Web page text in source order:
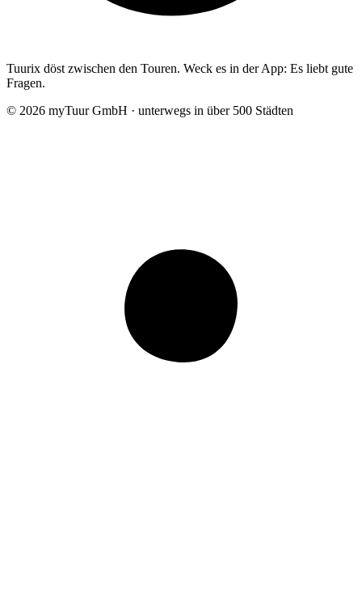
Tuurix döst zwischen den Touren. Weck es in der App: Es liebt gute
Fragen.
© 2026 myTuur GmbH · unterwegs in über 500 Städten